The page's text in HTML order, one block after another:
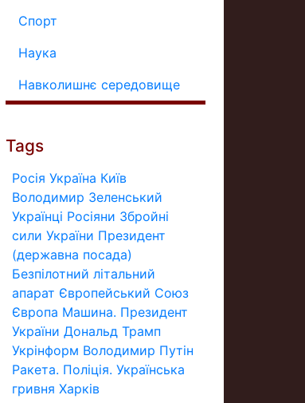
Спорт
Наука
Навколишнє середовище
Tags
Росія Україна Київ
Володимир Зеленський
Українці Росіяни Збройні
сили України Президент
(державна посада)
Безпілотний літальний
апарат Європейський Союз
Європа Машина. Президент
України Дональд Трамп
Укрінформ Володимир Путін
Ракета. Поліція. Українська
гривня Харків